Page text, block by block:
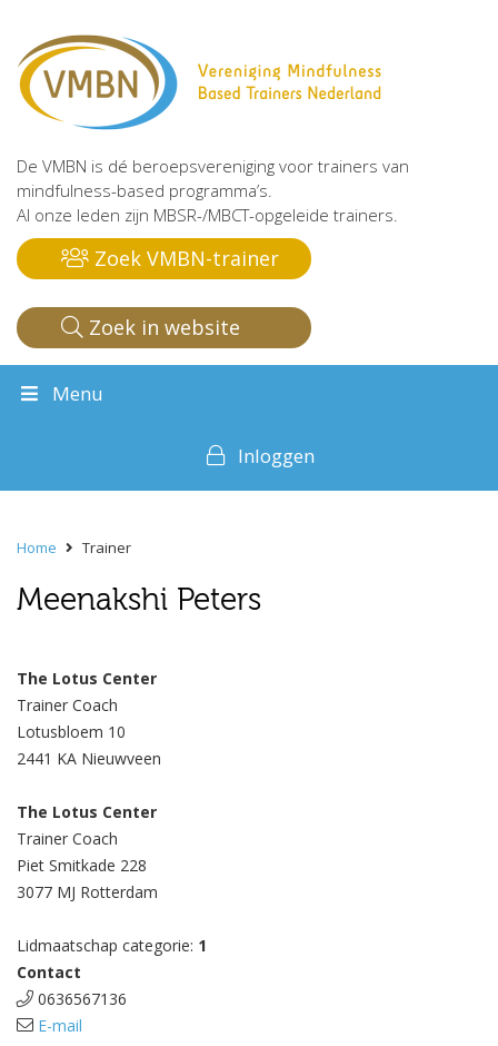
De VMBN is dé beroepsvereniging voor trainers van
mindfulness-based programma’s.
Al onze leden zijn MBSR-/MBCT-opgeleide trainers.
Zoek VMBN-trainer
Zoek in website
Menu
Inloggen
Home Trainer
Meenakshi Peters
The Lotus Center
Trainer Coach
Lotusbloem 10
2441 KA Nieuwveen
The Lotus Center
Trainer Coach
Piet Smitkade 228
3077 MJ Rotterdam
Lidmaatschap categorie: 1
Contact
0636567136
E-mail